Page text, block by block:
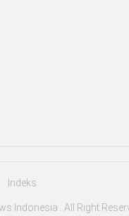
Indeks
Indonesia . All Right